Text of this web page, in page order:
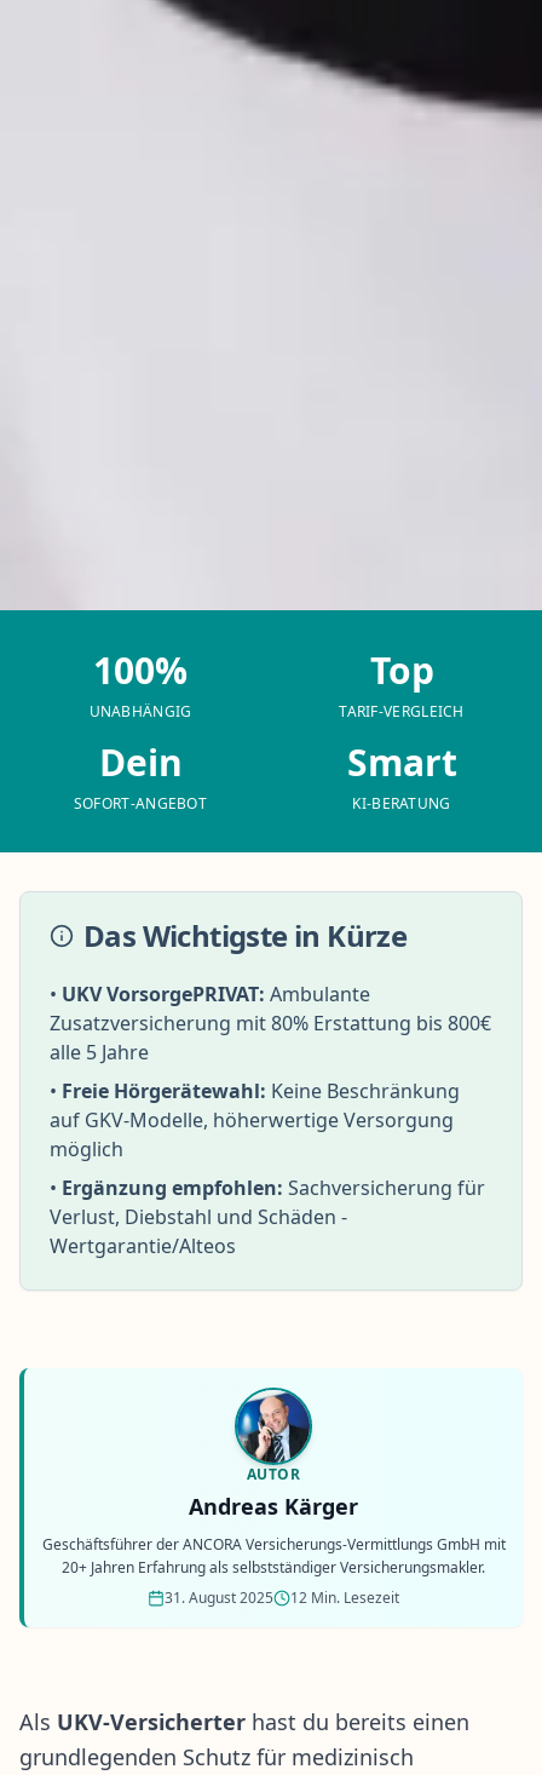
100%
UNABHÄNGIG
Top
TARIF-VERGLEICH
Dein
SOFORT-ANGEBOT
Smart
KI-BERATUNG
Das Wichtigste in Kürze
• UKV VorsorgePRIVAT: Ambulante
Zusatzversicherung mit 80% Erstattung bis 800€
alle 5 Jahre
• Freie Hörgerätewahl: Keine Beschränkung
auf GKV-Modelle, höherwertige Versorgung
möglich
• Ergänzung empfohlen: Sachversicherung für
Verlust, Diebstahl und Schäden -
Wertgarantie/Alteos
AUTOR
Andreas Kärger
Geschäftsführer der ANCORA Versicherungs-Vermittlungs GmbH mit
20+ Jahren Erfahrung als selbstständiger Versicherungsmakler.
31. August 2025
12 Min. Lesezeit
Als UKV-Versicherter hast du bereits einen
grundlegenden Schutz für medizinisch